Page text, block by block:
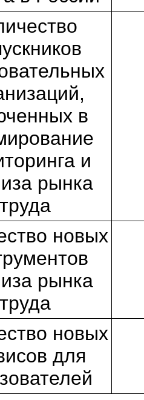
в
и
рынка
труда
новых
рынка
труда
новых
для